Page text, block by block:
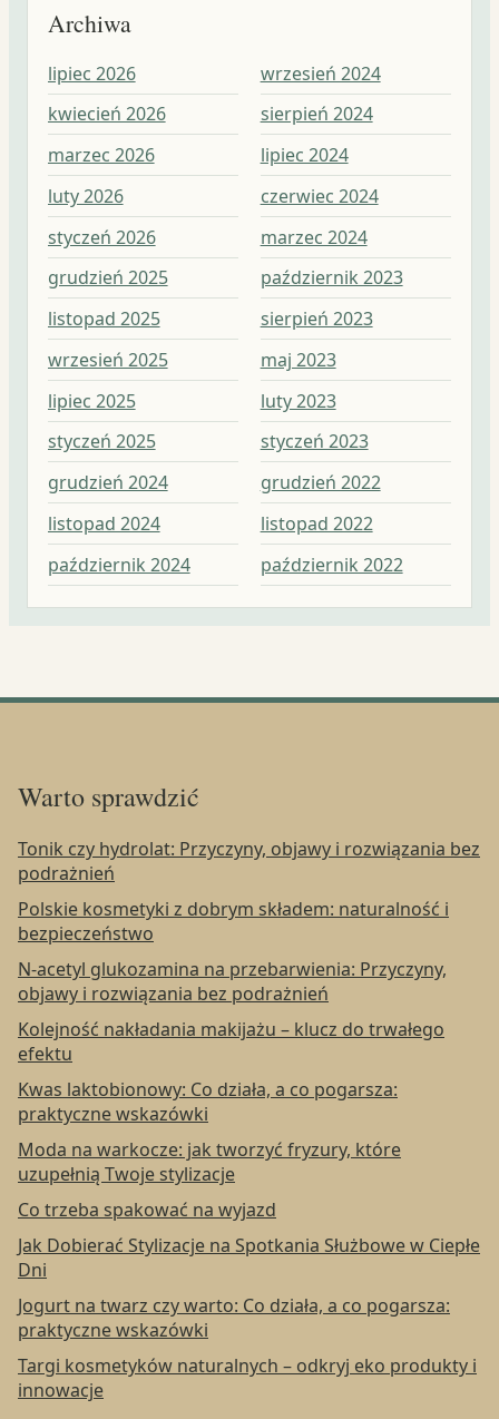
Archiwa
lipiec 2026
kwiecień 2026
marzec 2026
luty 2026
styczeń 2026
grudzień 2025
listopad 2025
wrzesień 2025
lipiec 2025
styczeń 2025
grudzień 2024
listopad 2024
październik 2024
wrzesień 2024
sierpień 2024
lipiec 2024
czerwiec 2024
marzec 2024
październik 2023
sierpień 2023
maj 2023
luty 2023
styczeń 2023
grudzień 2022
listopad 2022
październik 2022
Warto sprawdzić
Tonik czy hydrolat: Przyczyny, objawy i rozwiązania bez
podrażnień
Polskie kosmetyki z dobrym składem: naturalność i
bezpieczeństwo
N-acetyl glukozamina na przebarwienia: Przyczyny,
objawy i rozwiązania bez podrażnień
Kolejność nakładania makijażu – klucz do trwałego
efektu
Kwas laktobionowy: Co działa, a co pogarsza:
praktyczne wskazówki
Moda na warkocze: jak tworzyć fryzury, które
uzupełnią Twoje stylizacje
Co trzeba spakować na wyjazd
Jak Dobierać Stylizacje na Spotkania Służbowe w Ciepłe
Dni
Jogurt na twarz czy warto: Co działa, a co pogarsza:
praktyczne wskazówki
Targi kosmetyków naturalnych – odkryj eko produkty i
innowacje